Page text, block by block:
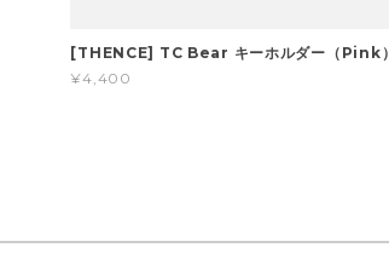
[THENCE] TC Bear キーホルダー（Pink）
¥4,400